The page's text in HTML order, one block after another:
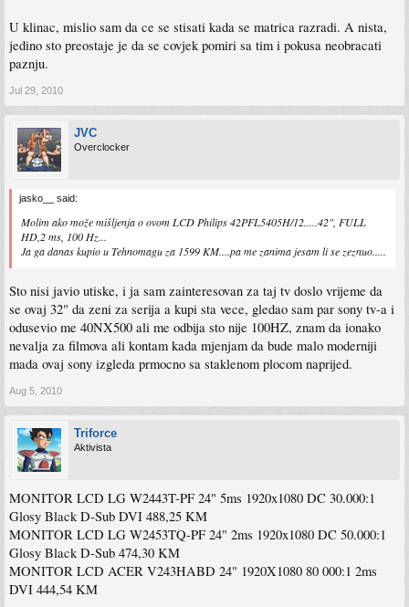
U klinac, mislio sam da ce se stisati kada se matrica razradi. A nista,
jedino sto preostaje je da se covjek pomiri sa tim i pokusa neobracati
paznju.
Jul 29, 2010
JVC
Overclocker
jasko__ said:
Molim ako može mišljenja o ovom LCD Philips 42PFL5405H/12.....42", FULL
HD,2 ms, 100 Hz...
Ja ga danas kupio u Tehnomagu za 1599 KM....pa me zanima jesam li se zeznuo.....
Sto nisi javio utiske, i ja sam zainteresovan za taj tv doslo vrijeme da
se ovaj 32" da zeni za serija a kupi sta vece, gledao sam par sony tv-a i
odusevio me 40NX500 ali me odbija sto nije 100HZ, znam da ionako
nevalja za filmova ali kontam kada mjenjam da bude malo moderniji
mada ovaj sony izgleda prmocno sa staklenom plocom naprijed.
Aug 5, 2010
Triforce
Aktivista
MONITOR LCD LG W2443T-PF 24" 5ms 1920x1080 DC 30.000:1
Glosy Black D-Sub DVI 488,25 KM
MONITOR LCD LG W2453TQ-PF 24" 2ms 1920x1080 DC 50.000:1
Glosy Black D-Sub 474,30 KM
MONITOR LCD ACER V243HABD 24" 1920X1080 80 000:1 2ms
DVI 444,54 KM